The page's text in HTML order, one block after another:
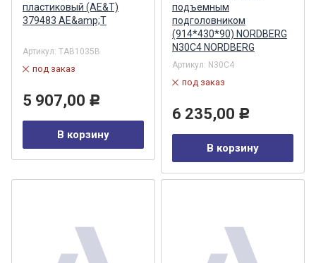
пластиковый (AE&T)
379483 AE&amp;T
Артикул: TAB1035B
под заказ
5 907,00 Р
В корзину
подъемным
подголовником
(914*430*90) NORDBERG
N30C4 NORDBERG
Артикул: N30C4
под заказ
6 235,00 Р
В корзину